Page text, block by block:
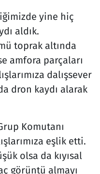
yine hiç
aldık.
toprak altında
amfora parçaları
dalışsever
dron kaydı alarak
Komutanı
eşlik etti.
olsa da kıyısal
görüntü almayı